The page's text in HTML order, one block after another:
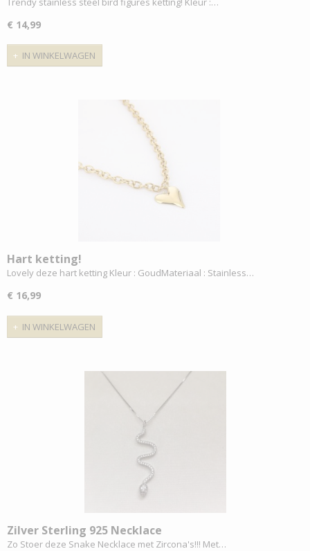
€ 14,99
IN WINKELWAGEN
Hart ketting!
Lovely deze hart ketting Kleur : GoudMateriaal : Stainless…
€ 16,99
IN WINKELWAGEN
Zilver Sterling 925 Necklace
Zo Stoer deze Snake Necklace met Zircona's!!! Met…